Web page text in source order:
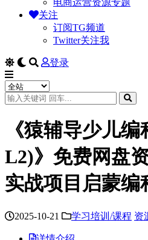
电商运营资源专题
关注
订阅TG频道
Twitter关注我
登录
《猿辅导少儿
L2)》免费网盘
实战项目启蒙编
2025-10-21 学习培训/课程 资